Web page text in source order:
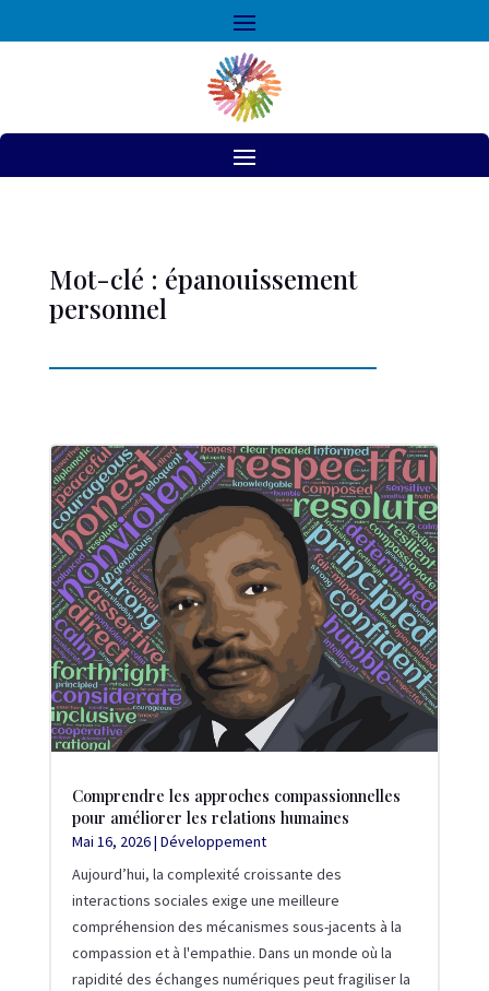
Mot-clé : épanouissement
personnel
Comprendre les approches compassionnelles
pour améliorer les relations humaines
Mai 16, 2026| Développement
Aujourd’hui, la complexité croissante des
interactions sociales exige une meilleure
compréhension des mécanismes sous-jacents à la
compassion et à l'empathie. Dans un monde où la
rapidité des échanges numériques peut fragiliser la